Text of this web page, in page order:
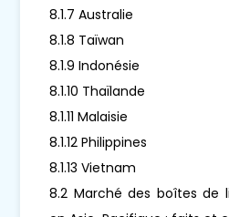
8.1.7 Australie
8.1.8 Taïwan
8.1.9 Indonésie
8.1.10 Thaïlande
8.1.11 Malaisie
8.1.12 Philippines
8.1.13 Vietnam
8.2 Marché des boîtes de